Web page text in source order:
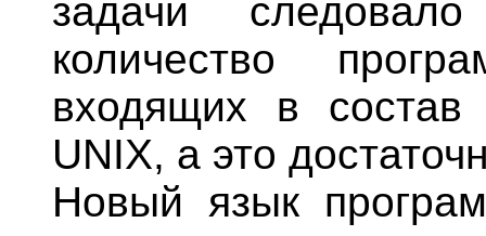
задачи
количество
входящих в состав
UNIX, а это
Новый язык